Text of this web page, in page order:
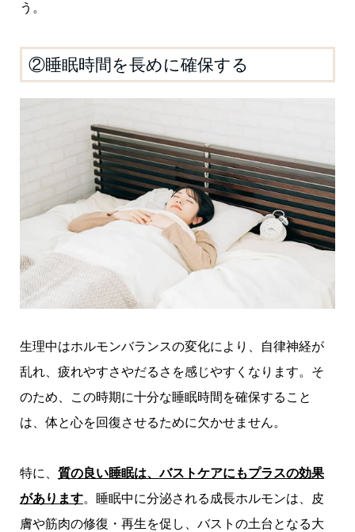
う。
②睡眠時間を長めに確保する
生理中はホルモンバランスの変化により、自律神経が
乱れ、疲れやすさやだるさを感じやすくなります。そ
のため、この時期に十分な睡眠時間を確保すること
は、体と心を回復させるために欠かせません。
特に、 質の良い睡眠は、バストケアにもプラスの効果
があります。睡眠中に分泌される成長ホルモンは、皮
膚や筋肉の修復・再生を促し、バストの土台となる大